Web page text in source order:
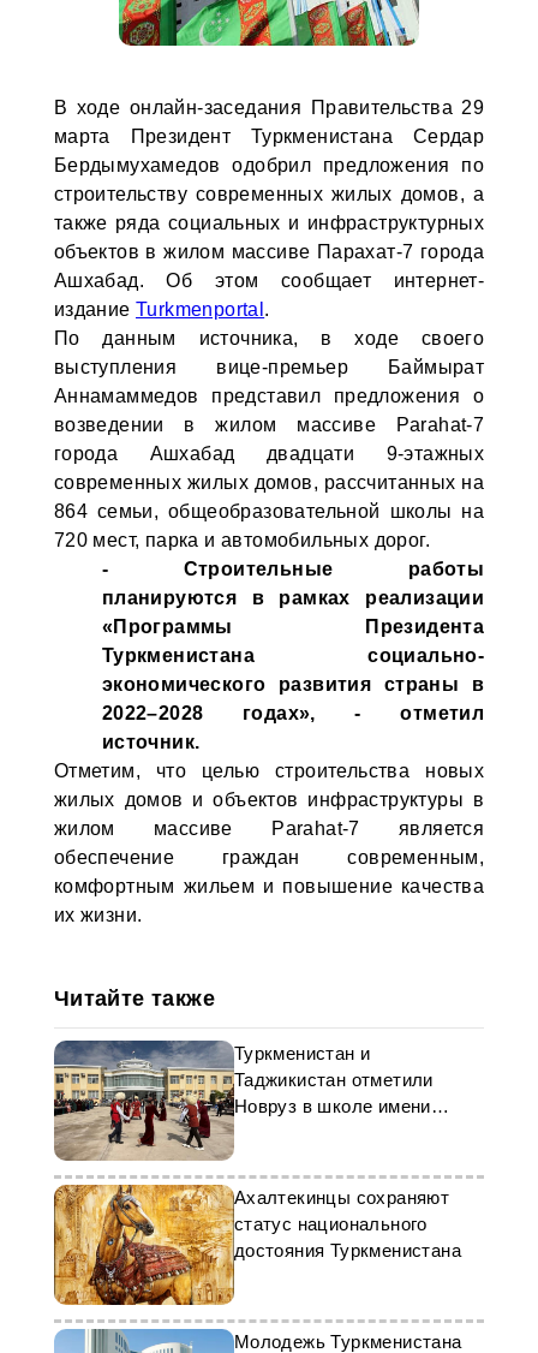
В ходе онлайн-заседания Правительства 29
марта Президент Туркменистана Сердар
Бердымухамедов одобрил предложения по
строительству современных жилых домов, а
также ряда социальных и инфраструктурных
объектов в жилом массиве Парахат-7 города
Ашхабад. Об этом сообщает интернет-
издание Turkmenportal .
По данным источника, в ходе своего
выступления вице-премьер Баймырат
Аннамаммедов представил предложения о
возведении в жилом массиве Parahat-7
города Ашхабад двадцати 9-этажных
современных жилых домов, рассчитанных на
864 семьи, общеобразовательной школы на
720 мест, парка и автомобильных дорог.
- Строительные работы
планируются в рамках реализации
«Программы Президента
Туркменистана социально-
экономического развития страны в
2022–2028 годах», - отметил
источник.
Отметим, что целью строительства новых
жилых домов и объектов инфраструктуры в
жилом массиве Parahat-7 является
обеспечение граждан современным,
комфортным жильем и повышение качества
их жизни.
Читайте также
Туркменистан и
Таджикистан отметили
Новруз в школе имени
Махтумкули Фраги
Ахалтекинцы сохраняют
статус национального
достояния Туркменистана
Молодежь Туркменистана